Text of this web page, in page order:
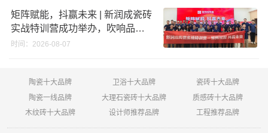
矩阵赋能，抖赢未来 | 新润成瓷砖
实战特训营成功举办，吹响品牌
秋季营销冲锋号！
时间：2026-08-07
陶瓷十大品牌 卫浴十大品牌
瓷砖十大品牌
陶瓷一线品牌
大理石瓷砖十大品牌
质感砖十大品牌
木纹砖十大品牌
设计师推荐品牌 工程推荐品牌